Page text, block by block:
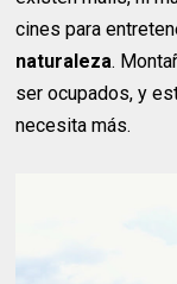
cines para
naturaleza.
ser ocupados, y
necesita más.